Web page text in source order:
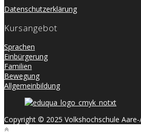
Datenschutzerklärung
Kursangebot
Sprachen
Einbürgerung
Familien
Bewegung
Allgemeinbildung
Copyright © 2025 Volkshochschule